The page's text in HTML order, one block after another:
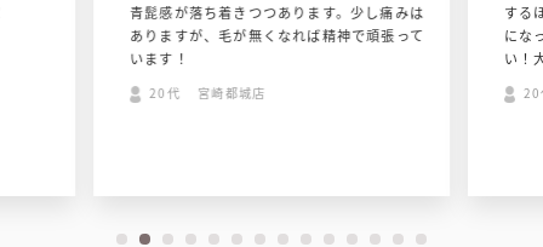
青髭感が落ち着きつつあります。少し痛みは
ありますが、毛が無くなれば精神で頑張って
います！
20代 宮崎都城店
する
にな
い！